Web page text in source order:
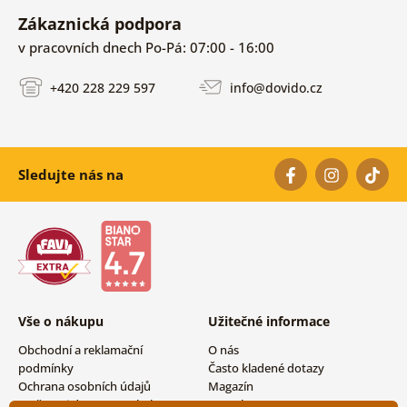
Zákaznická podpora
v pracovních dnech Po-Pá: 07:00 - 16:00
+420 228 229 597 info@dovido.cz
Sledujte nás na
Vše o nákupu
Obchodní a reklamační
podmínky
Ochrana osobních údajů
Užitečné informace
O nás
Často kladené dotazy
Magazín